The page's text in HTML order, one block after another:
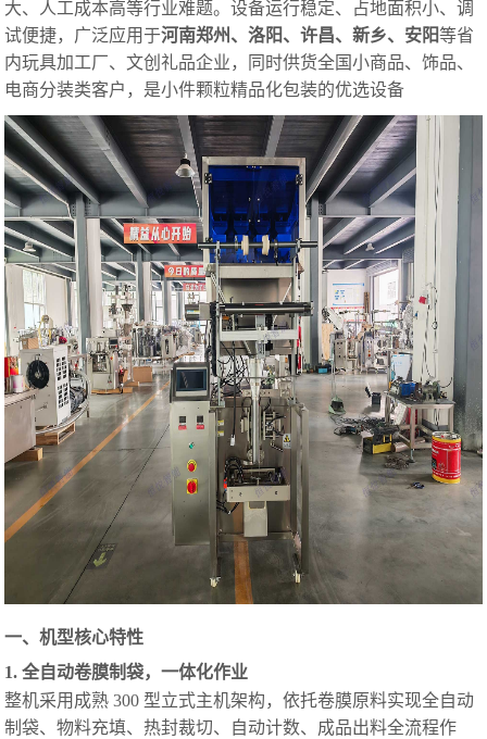
大、人工成本高等行业难题。设备运行稳定、占地面积小、调
试便捷，广泛应用于河南郑州、洛阳、许昌、新乡、安阳等省
内玩具加工厂、文创礼品企业，同时供货全国小商品、饰品、
电商分装类客户，是小件颗粒精品化包装的优选设备
一、机型核心特性
1. 全自动卷膜制袋，一体化作业
整机采用成熟 300 型立式主机架构，依托卷膜原料实现全自动
制袋、物料充填、热封裁切、自动计数、成品出料全流程作